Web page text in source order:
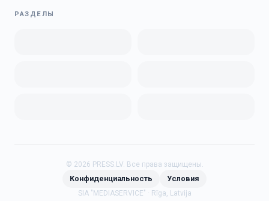
РАЗДЕЛЫ
© 2026 PRESS.LV. Все права защищены.
Конфиденциальность Условия
SIA "MEDIASERVICE" · Rīga, Latvija